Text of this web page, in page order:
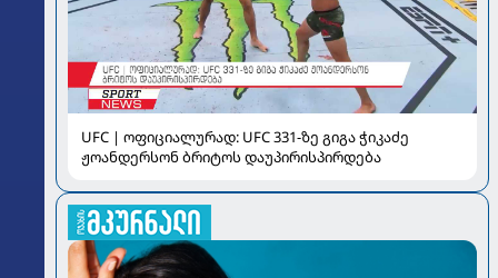
UFC | ოფიციალურად: UFC 331-ზე გიგა ჭიკაძე
ჟოანდერსონ ბრიტოს დაუპირისპირდება